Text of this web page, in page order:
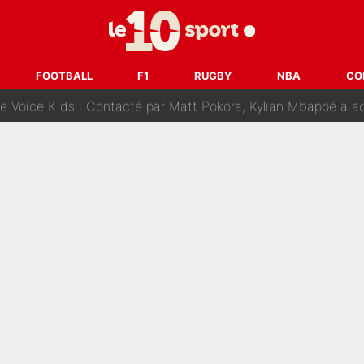
FOOTBALL F1 RUGBY NBA
le transfert de Max Verstappen qui pourrait «faire des
PSG : Voilà pourquoi le Real Madrid a accepté de payer la somme
Kids : Contacté par Matt Pokora, Kylian Mbappé a